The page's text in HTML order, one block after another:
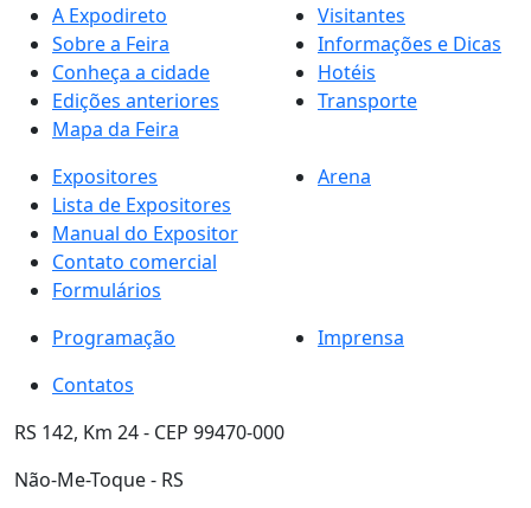
A Expodireto
Sobre a Feira
Conheça a cidade
Edições anteriores
Mapa da Feira
Visitantes
Informações e Dicas
Hotéis
Transporte
Expositores
Lista de Expositores
Manual do Expositor
Contato comercial
Formulários
Arena
Programação
Imprensa
Contatos
RS 142, Km 24 - CEP 99470-000
Não-Me-Toque - RS